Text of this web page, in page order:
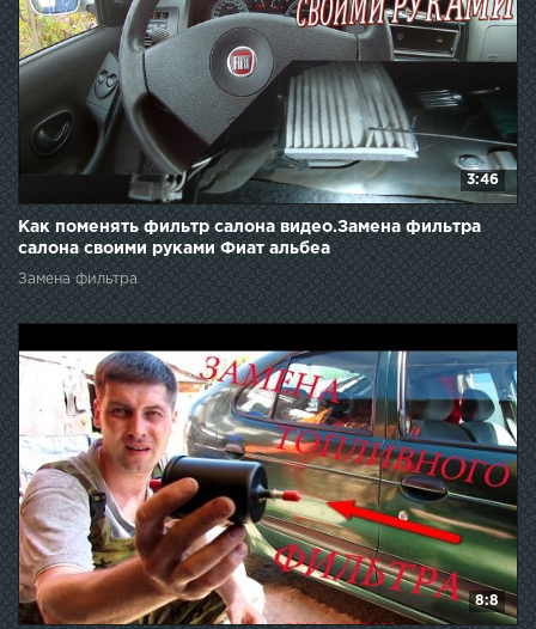
3:46
Как поменять фильтр салона видео.Замена фильтра
салона своими руками Фиат альбеа
Замена фильтра
8:8